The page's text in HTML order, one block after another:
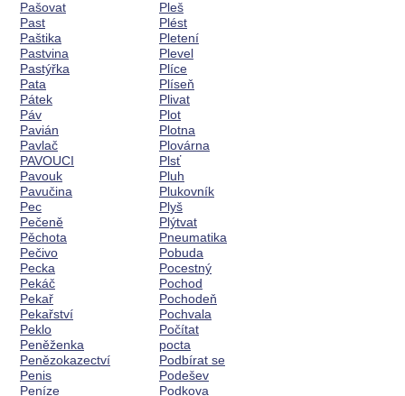
Pašovat
Past
Paštika
Pastvina
Pastýřka
Pata
Pátek
Páv
Pavián
Pavlač
PAVOUCI
Pavouk
Pavučina
Pec
Pečeně
Pěchota
Pečivo
Pecka
Pekáč
Pekař
Pekařství
Peklo
Peněženka
Penězokazectví
Penis
Peníze
Pleš
Plést
Pletení
Plevel
Plíce
Plíseň
Plivat
Plot
Plotna
Plovárna
Plsť
Pluh
Plukovník
Plyš
Plýtvat
Pneumatika
Pobuda
Pocestný
Pochod
Pochodeň
Pochvala
Počítat
pocta
Podbírat se
Podešev
Podkova